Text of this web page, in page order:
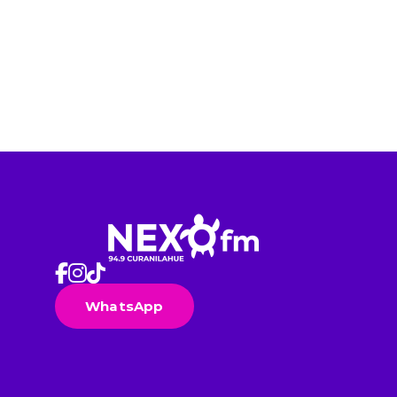
WhatsApp